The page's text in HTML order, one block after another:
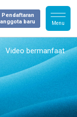
Pendaftaran
anggota baru
Video bermanfaat